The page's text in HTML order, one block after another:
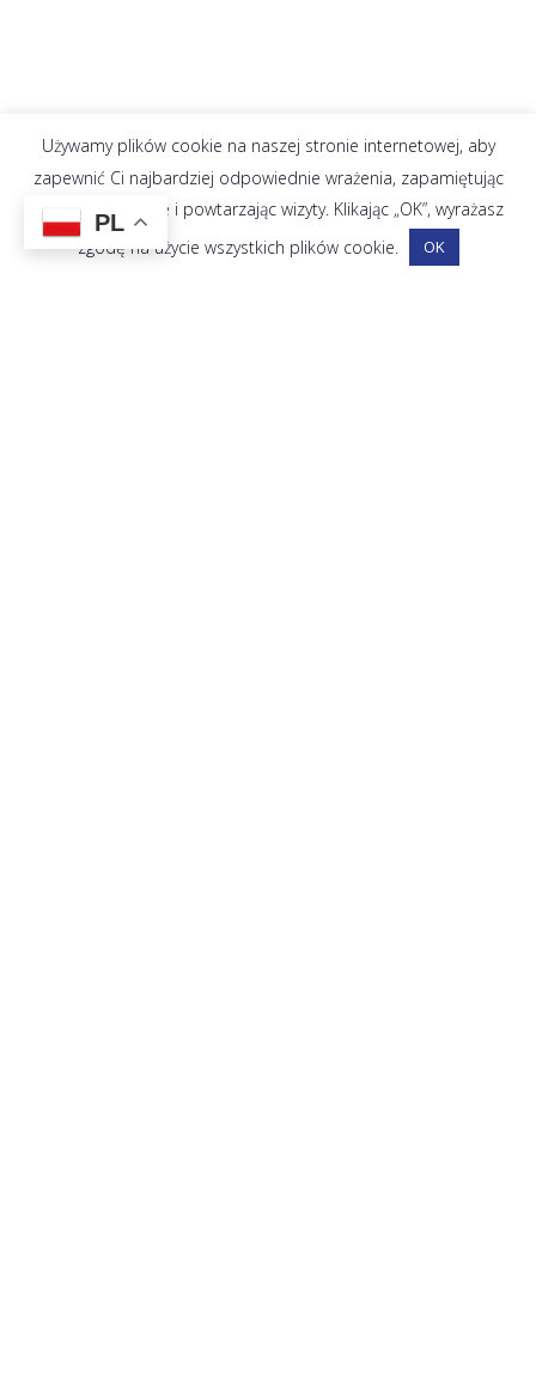
Używamy plików cookie na naszej stronie internetowej, aby
zapewnić Ci najbardziej odpowiednie wrażenia, zapamiętując
Twoje preferencje i powtarzając wizyty. Klikając „OK”, wyrażasz
zgodę na użycie wszystkich plików cookie.
OK
PL